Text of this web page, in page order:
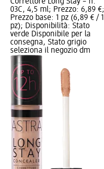
Correttore Long Stay – n.
03C, 4,5 ml; Prezzo: 6,89 €;
Prezzo base: 1 pz (6,89 € / 1
pz); Disponibilità: Stato
verde Disponibile per la
consegna, Stato grigio
seleziona il negozio dm